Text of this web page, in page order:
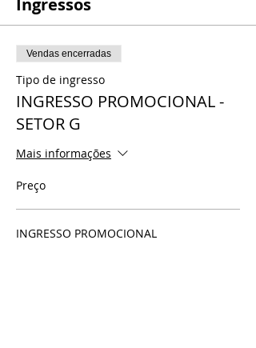
Ingressos
Vendas encerradas
Tipo de ingresso
INGRESSO PROMOCIONAL -
SETOR G
Mais informações
Preço
INGRESSO PROMOCIONAL